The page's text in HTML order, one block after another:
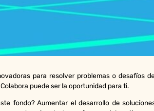
para resolver problemas o
puede ser la oportunidad para ti.
fondo? Aumentar el desarrollo de